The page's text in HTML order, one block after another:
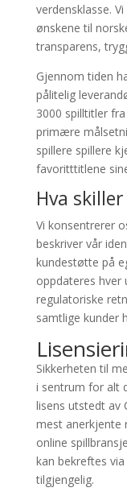
verdensklasse.
ønskene til
transparens,
Gjennom tiden
pålitelig
3000 spilltitler
primære
spillere spillere
favoritttitlene
Hva
Vi konsentrerer
beskriver vår
kundestøtte på
oppdateres hver
regulatoriske
samtlige kunder
Sikkerheten til
i sentrum for alt
lisens utstedt av
mest anerkjente
online
kan bekreftes
tilgjengelig.